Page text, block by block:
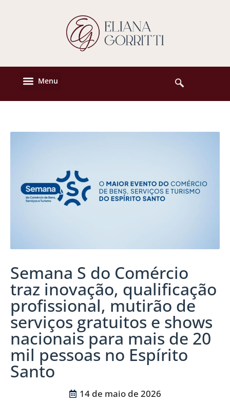
Semana S do Comércio
traz inovação, qualificação
profissional, mutirão de
serviços gratuitos e shows
nacionais para mais de 20
mil pessoas no Espírito
Santo
14 de maio de 2026